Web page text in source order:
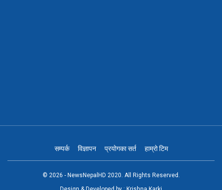
सम्पर्क विज्ञापन प्रयोगका सर्त हाम्रो टिम
© 2026 - NewsNepalHD 2020. All Rights Reserved.